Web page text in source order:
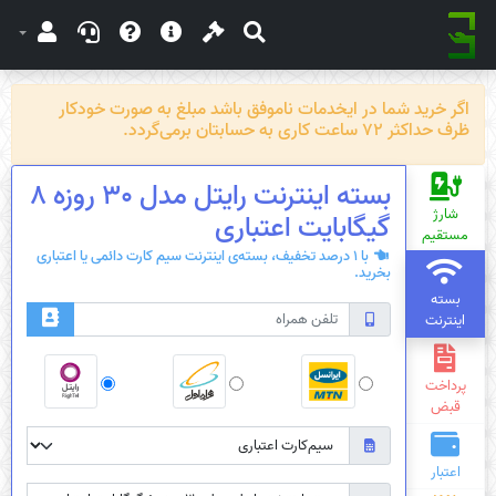
اگر خرید شما در ایخدمات ناموفق باشد مبلغ به صورت خودکار
ظرف حداکثر 72 ساعت کاری به حسابتان برمی‌گردد.
شارژ
مستقیم
بسته
اینترنت
پرداخت
قبض
اعتبار
بسته اینترنت رایتل مدل 30 روزه 8
گیگابایت اعتباری
با 1 درصد تخفیف، بسته‌ی اینترنت سیم کارت دائمی یا اعتباری
بخرید.